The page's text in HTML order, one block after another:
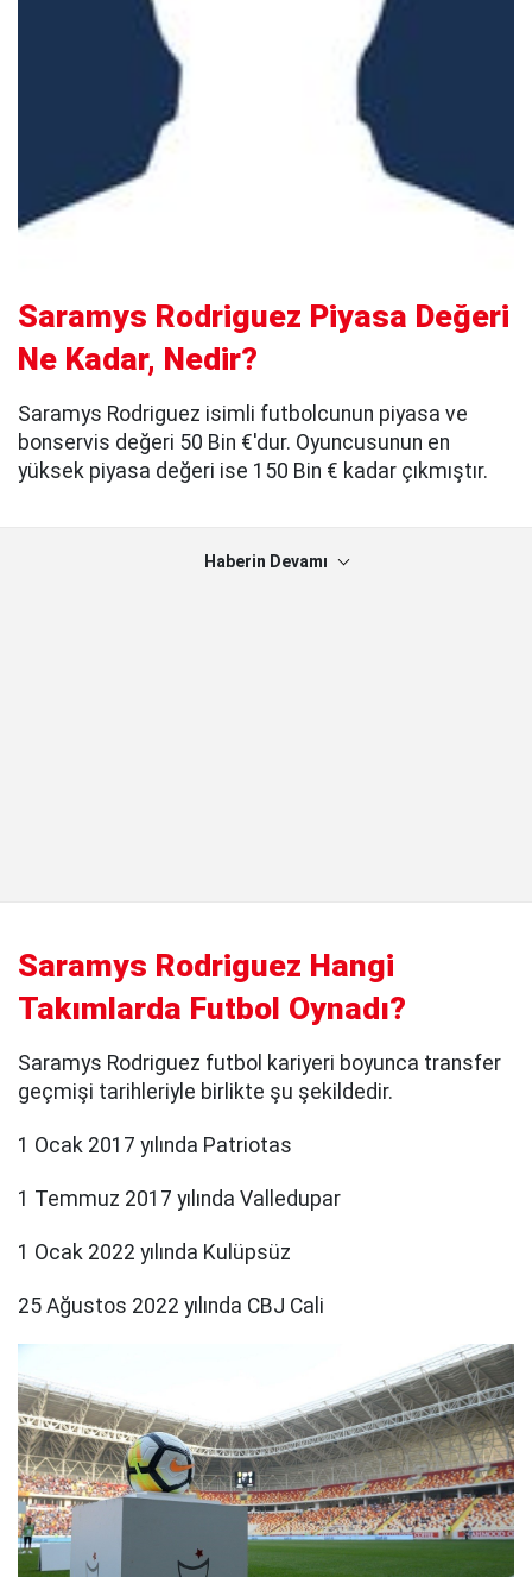
Saramys Rodriguez Piyasa Değeri
Ne Kadar, Nedir?
Saramys Rodriguez isimli futbolcunun piyasa ve
bonservis değeri 50 Bin €'dur. Oyuncusunun en
yüksek piyasa değeri ise 150 Bin € kadar çıkmıştır.
Haberin Devamı
Saramys Rodriguez Hangi
Takımlarda Futbol Oynadı?
Saramys Rodriguez futbol kariyeri boyunca transfer
geçmişi tarihleriyle birlikte şu şekildedir.
1 Ocak 2017 yılında Patriotas
1 Temmuz 2017 yılında Valledupar
1 Ocak 2022 yılında Kulüpsüz
25 Ağustos 2022 yılında CBJ Cali